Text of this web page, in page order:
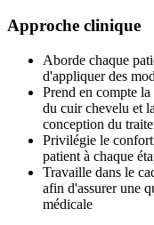
Approche clinique
Aborde chaque
d'appliquer des
Prend en compte
du cuir chevelu et
conception du
Privilégie le
patient à chaque
Travaille dans le
afin d'assurer une
médicale